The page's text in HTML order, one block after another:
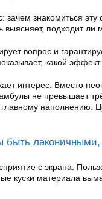
знакомиться эту
выясняет, подходит ли
вопрос и
какой
интерес. Вместо
не превышает
наполнению.
быть
с экрана.
куски материала